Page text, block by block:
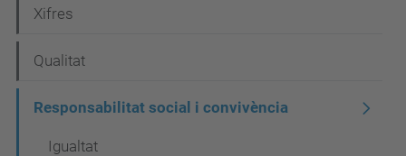
g
a
Xifres
Qualitat
Responsabilitat social i convivència
Igualtat